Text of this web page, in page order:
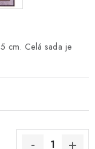
cm. Celá sada je